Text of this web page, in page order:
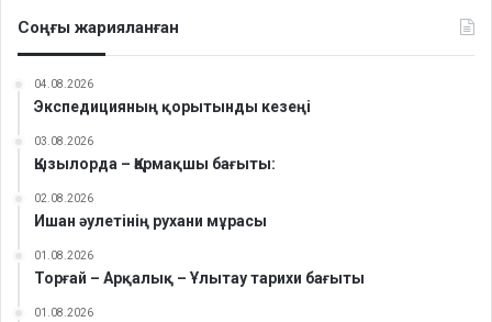
Соңғы жарияланған
04.08.2026
Экспедицияның қорытынды кезеңі
03.08.2026
Қызылорда – Қармақшы бағыты:
02.08.2026
Ишан әулетінің рухани мұрасы
01.08.2026
Торғай – Арқалық – Ұлытау тарихи бағыты
01.08.2026